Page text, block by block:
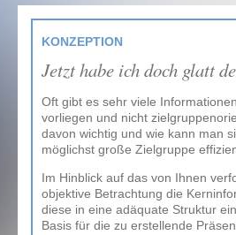
KONZEPTION
Jetzt habe ich doch glatt
Oft gibt es sehr viele
vorliegen und nicht
davon wichtig und wie kann man
möglichst große Zielgruppe
Im Hinblick auf das von Ihnen
objektive Betrachtung die
diese in eine adäquate Struktur
Basis für die zu erstellende